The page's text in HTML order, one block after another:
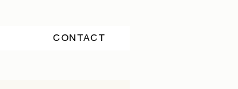
CONTACT